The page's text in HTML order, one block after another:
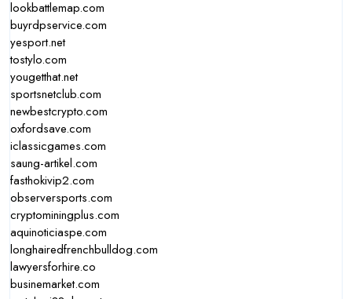
lookbattlemap.com
buyrdpservice.com
yesport.net
tostylo.com
yougetthat.net
sportsnetclub.com
newbestcrypto.com
oxfordsave.com
iclassicgames.com
saung-artikel.com
fasthokivip2.com
observersports.com
cryptominingplus.com
aquinoticiaspe.com
longhairedfrenchbulldog.com
lawyersforhire.co
businemarket.com